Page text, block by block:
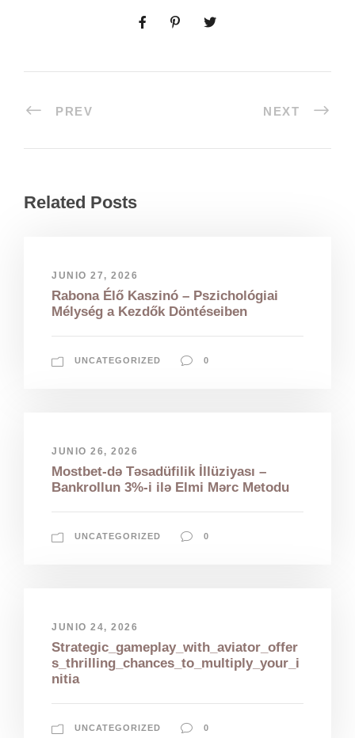
PREV NEXT
Related Posts
JUNIO 27, 2026
Rabona Élő Kaszinó – Pszichológiai
Mélység a Kezdők Döntéseiben
UNCATEGORIZED 0
JUNIO 26, 2026
Mostbet-də Təsadüfilik İllüziyası –
Bankrollun 3%-i ilə Elmi Mərc Metodu
UNCATEGORIZED 0
JUNIO 24, 2026
Strategic_gameplay_with_aviator_offer
s_thrilling_chances_to_multiply_your_i
nitia
UNCATEGORIZED 0